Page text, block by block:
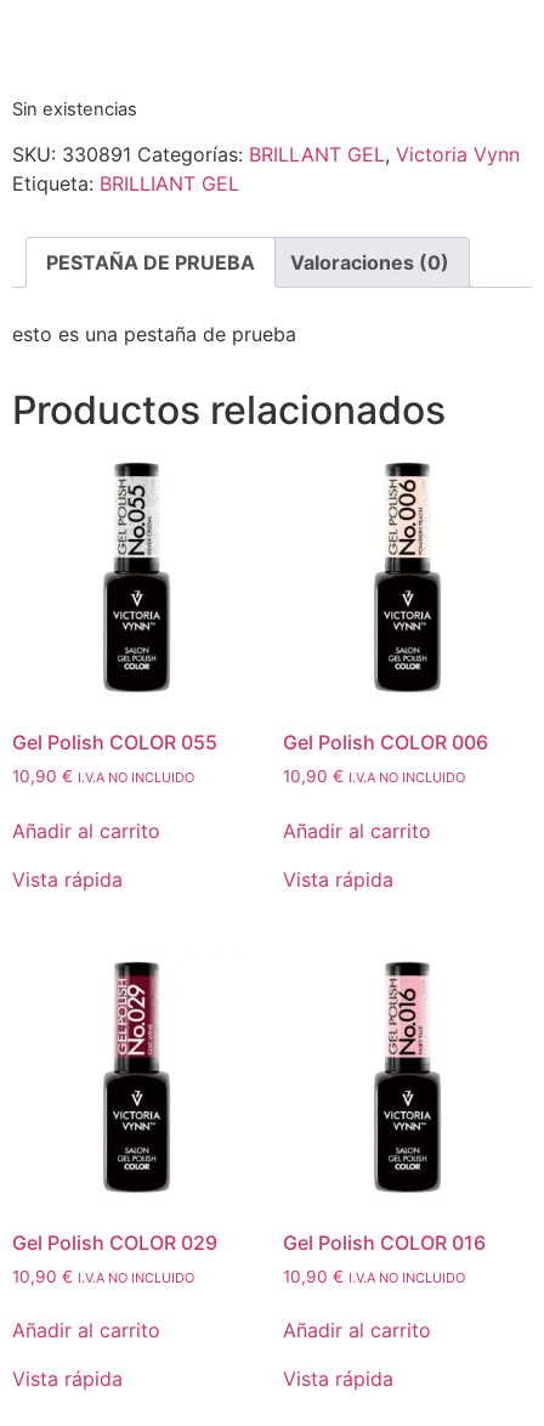
Sin existencias
SKU: 330891 Categorías: BRILLANT GEL, Victoria Vynn
Etiqueta: BRILLIANT GEL
PESTAÑA DE PRUEBA Valoraciones (0)
esto es una pestaña de prueba
Productos relacionados
Gel Polish COLOR 055
10,90 € I.V.A NO INCLUIDO
Añadir al carrito
Vista rápida
Gel Polish COLOR 006
10,90 € I.V.A NO INCLUIDO
Añadir al carrito
Vista rápida
Gel Polish COLOR 029
10,90 € I.V.A NO INCLUIDO
Añadir al carrito
Vista rápida
Gel Polish COLOR 016
10,90 € I.V.A NO INCLUIDO
Añadir al carrito
Vista rápida